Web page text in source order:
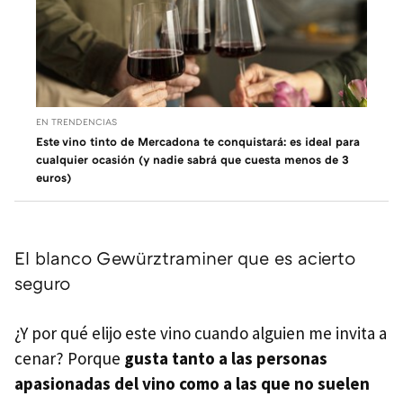
EN TRENDENCIAS
Este vino tinto de Mercadona te conquistará: es ideal para
cualquier ocasión (y nadie sabrá que cuesta menos de 3
euros)
El blanco Gewürztraminer que es acierto
seguro
¿Y por qué elijo este vino cuando alguien me invita a
cenar? Porque gusta tanto a las personas
apasionadas del vino como a las que no suelen